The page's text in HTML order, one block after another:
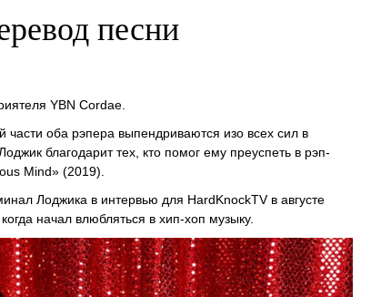
песни
YBN Cordae.
оба рэпера выпендриваются изо всех сил в
благодарит тех, кто помог ему преуспеть в рэп-
Mind» (2019).
Лоджика в интервью для HardKnockTV в августе
начал влюбляться в хип-хоп музыку.